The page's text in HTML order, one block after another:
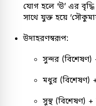
যোগ হলে ‘উ’ এর
সাথে যুক্ত হয়ে
উদাহরণস্বরূপ:
সুন্দর (বিশেষণ)
মধুর (বিশেষণ)
সুস্থ (বিশেষণ) +